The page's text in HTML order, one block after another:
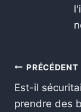
PRÉCÉDENT
Est-il
prendre des